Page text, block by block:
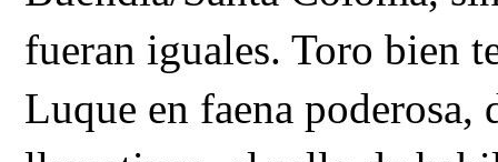
fueran iguales. Toro bien
Luque en faena